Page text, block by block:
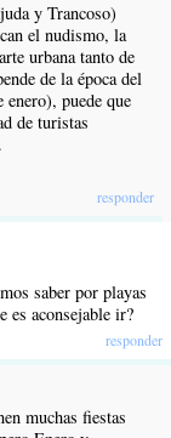
y Trancoso)
el nudismo, la
urbana tanto de
de la época del
puede que
de turistas
responder
saber por playas
es aconsejable ir?
responder
muchas fiestas